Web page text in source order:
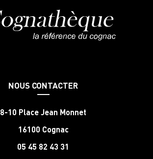
NOUS CONTACTER
8-10 Place Jean Monnet
16100 Cognac
05 45 82 43 31